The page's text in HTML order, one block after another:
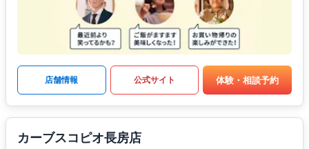
店舗情報 公式サイト 体験・相談予約
カーブスコピオ長房店